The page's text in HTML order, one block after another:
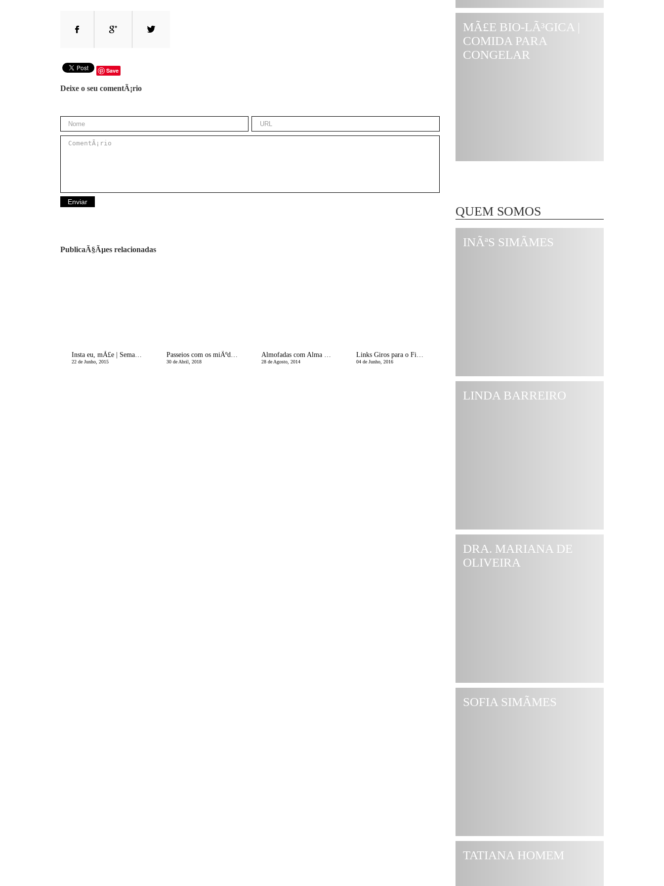
Save
Deixe o seu comentÃ¡rio
PublicaÃ§Ãµes relacionadas
Insta eu, mÃ£e | Semana 26
22 de Junho, 2015
Passeios com os miÃºdos | Museu do Caramulo
30 de Abril, 2018
Almofadas com Alma Portuguesa
28 de Agosto, 2014
Links Giros para o Fim-de-Semana
04 de Junho, 2016
MÃ£E BIO-LÃ³GICA |
COMIDA PARA
CONGELAR
QUEM SOMOS
INÃªS SIMÃΜES
LINDA BARREIRO
DRA. MARIANA DE
OLIVEIRA
SOFIA SIMÃΜES
TATIANA HOMEM